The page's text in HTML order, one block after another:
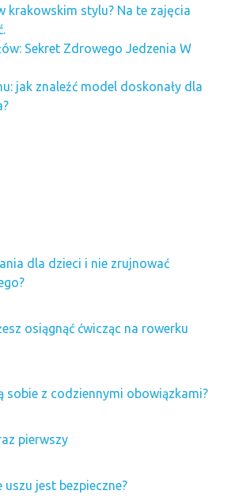
krakowskim stylu? Na te zajęcia
Sekret Zdrowego Jedzenia W
jak znaleźć model doskonały dla
dla dzieci i nie zrujnować
osiągnąć ćwicząc na rowerku
sobie z codziennymi obowiązkami?
pierwszy
uszu jest bezpieczne?